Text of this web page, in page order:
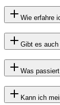
Wie erfahre
Gibt es
Was
Kann ich